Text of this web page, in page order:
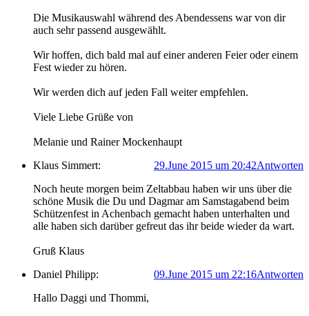
Die Musikauswahl während des Abendessens war von dir
auch sehr passend ausgewählt.
Wir hoffen, dich bald mal auf einer anderen Feier oder einem
Fest wieder zu hören.
Wir werden dich auf jeden Fall weiter empfehlen.
Viele Liebe Grüße von
Melanie und Rainer Mockenhaupt
Klaus Simmert:
Antworten
29.June 2015 um 20:42
Noch heute morgen beim Zeltabbau haben wir uns über die
schöne Musik die Du und Dagmar am Samstagabend beim
Schützenfest in Achenbach gemacht haben unterhalten und
alle haben sich darüber gefreut das ihr beide wieder da wart.
Gruß Klaus
Daniel Philipp:
Antworten
09.June 2015 um 22:16
Hallo Daggi und Thommi,